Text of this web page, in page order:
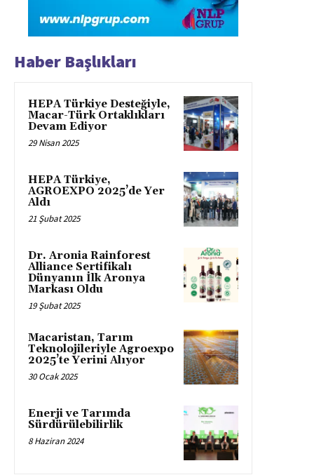
Haber Başlıkları
HEPA Türkiye Desteğiyle,
Macar-Türk Ortaklıkları
Devam Ediyor
29 Nisan 2025
HEPA Türkiye,
AGROEXPO 2025’de Yer
Aldı
21 Şubat 2025
Dr. Aronia Rainforest
Alliance Sertifikalı
Dünyanın İlk Aronya
Markası Oldu
19 Şubat 2025
Macaristan, Tarım
Teknolojileriyle Agroexpo
2025’te Yerini Alıyor
30 Ocak 2025
Enerji ve Tarımda
Sürdürülebilirlik
8 Haziran 2024